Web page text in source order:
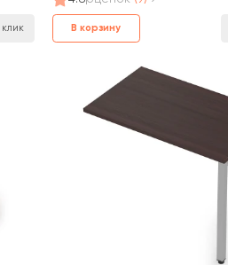
клик В корзину